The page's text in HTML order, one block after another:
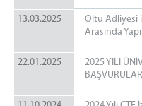
13.03.2025
Oltu Adliyesi
Arasında
22.01.2025
2025 YILI